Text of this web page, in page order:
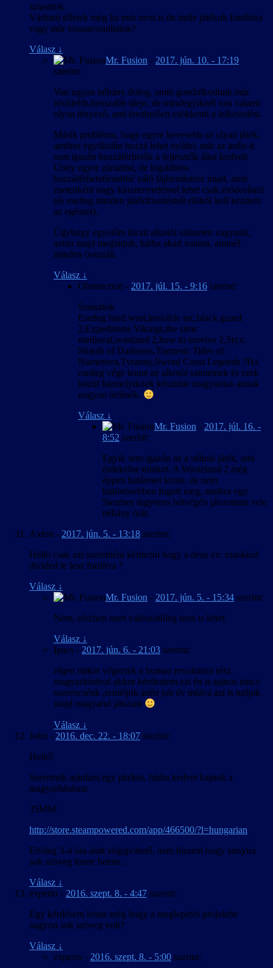
sziasztok
Várható tőletek még ha más nem is de indie játékok fordítása
vagy már visszavonultatok?
Válasz ↓
Mr. Fusion - 2017. jún. 10. - 17:19
szerint:
Van ugyan néhány dolog, amin gondolkodunk már
rövidebb-hosszabb ideje, de mindegyiknél van valami
olyan tényező, ami érezhetően csökkenti a lelkesedést.
Másik probléma, hogy egyre kevesebb az olyan játék,
amihez egyáltalán hozzá lehet nyúlni, már az indie-k
sem igazán hozzáférhetők a fejlesztők által kedvelt
Unity egyre zártabbá, de legalábbis
hozzáférhetetlenebbé váló fájlrendszere miatt, amit
esetenként nagy kínszenvedéssel lehet csak módosítani
(és esetleg minden játékfrissítésnél elölről kell kezdeni
az egészet).
Úgyhogy egyelőre kicsit alkotói szüneten vagyunk,
aztán majd meglátjuk, hátha akad valami, aminél
minden összeáll.
Válasz ↓
Obstruction - 2017. júl. 15. - 9:16 szerint:
Sziasztok
Esetleg hard west,invisible inc,black guard
2,Expeditions Vikings,the sims
mediaval,wastland 2,how to survive 2,Styx:
Shards of Darkness,Torment: Tides of
Numenera,Tyranny,Sword Coast Legends ?Ha
esetleg vége lenne az alkotói szünetnek és ezek
közül bármelyiknek készülne magyaritas annak
nagyon örülnék.
Válasz ↓
Mr. Fusion - 2017. júl. 16. -
8:52 szerint:
Egyik sem igazán az a stílusú játék, ami
érdekelne minket. A Wasteland 2 még
éppen határeset lenne, de nem
különösebben fogott meg, amikor egy
Steames ingyenes hétvégén játszottam vele
néhány órát.
Axton - 2017. jún. 5. - 13:18 szerint:
Hello csak azt szeretném kérdezni hogy a deus ex: mankind
divided le lesz fordítva ?
Válasz ↓
Mr. Fusion - 2017. jún. 5. - 15:34 szerint:
Nem, részben mert valószínűleg nem is lehet.
Válasz ↓
Ipacs - 2017. jún. 6. - 21:03 szerint:
régen mikor végeztek a human revolution rész
magyarításával akkor kérdeztem ezt én is sajnos nincs
szerencsénk ,reméljük azért pár év múlva azt is tudjuk
majd magyarul játszani
Válasz ↓
John - 2016. dec. 22. - 18:07 szerint:
Helló!
Szeretnék ajánlani egy játékot, hátha kedvet kaptok a
magyarításásra:
35MM
http://store.steampowered.com/app/466500/?l=hungarian
Elvileg 3-4 óra alatt végigvihető, nem hiszem hogy annyira
sok szöveg lenne benne..
Válasz ↓
experto - 2016. szept. 8. - 4:47 szerint:
Egy kérdésem lenne még hogy a meglepetés projektbe
nagyon sok szöveg volt?
Válasz ↓
experto - 2016. szept. 8. - 5:00 szerint: